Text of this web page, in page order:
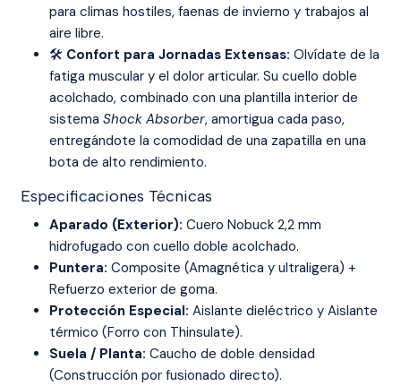
para climas hostiles, faenas de invierno y trabajos al
aire libre.
🛠️ Confort para Jornadas Extensas: Olvídate de la
fatiga muscular y el dolor articular. Su cuello doble
acolchado, combinado con una plantilla interior de
sistema Shock Absorber, amortigua cada paso,
entregándote la comodidad de una zapatilla en una
bota de alto rendimiento.
Especificaciones Técnicas
Aparado (Exterior): Cuero Nobuck 2,2 mm
hidrofugado con cuello doble acolchado.
Puntera: Composite (Amagnética y ultraligera) +
Refuerzo exterior de goma.
Protección Especial: Aislante dieléctrico y Aislante
térmico (Forro con Thinsulate).
Suela / Planta: Caucho de doble densidad
(Construcción por fusionado directo).